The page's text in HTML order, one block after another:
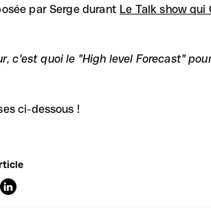
par Serge durant Le Talk show qui
c'est quoi le "High level Forecast"
ci-dessous !